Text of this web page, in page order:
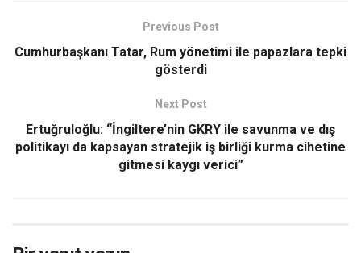
Previous Post
Cumhurbaşkanı Tatar, Rum yönetimi ile papazlara tepki
gösterdi
Next Post
Ertuğruloğlu: “İngiltere’nin GKRY ile savunma ve dış
politikayı da kapsayan stratejik iş birliği kurma cihetine
gitmesi kaygı verici”